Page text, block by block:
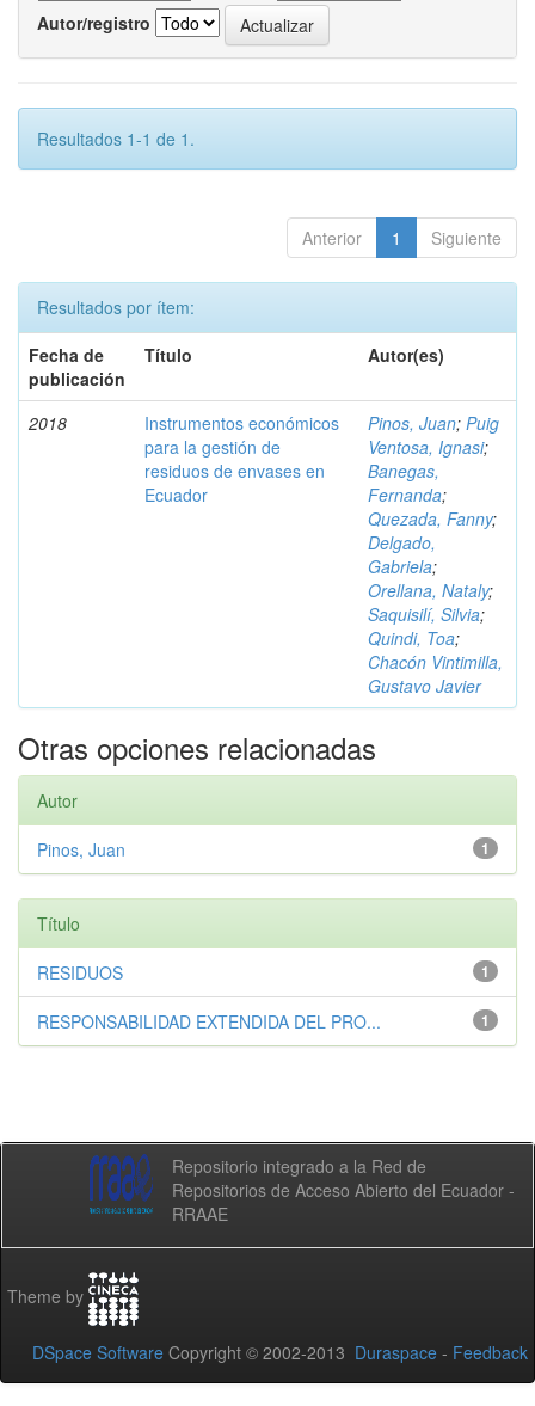
Autor/registro
Resultados 1-1 de 1.
Anterior 1 Siguiente
Resultados por ítem:
Fecha de
publicación
Título Autor(es)
2018
Instrumentos económicos
para la gestión de
residuos de envases en
Ecuador
Pinos, Juan; Puig
Ventosa, Ignasi;
Banegas,
Fernanda;
Quezada, Fanny;
Delgado,
Gabriela;
Orellana, Nataly;
Saquisilí, Silvia;
Quindi, Toa;
Chacón Vintimilla,
Gustavo Javier
Otras opciones relacionadas
Autor
1
Pinos, Juan
Título
1
RESIDUOS
1
RESPONSABILIDAD EXTENDIDA DEL PRO...
Repositorio integrado a la Red de
Repositorios de Acceso Abierto del Ecuador -
RRAAE
Theme by
DSpace Software Copyright © 2002-2013 Duraspace - Feedback